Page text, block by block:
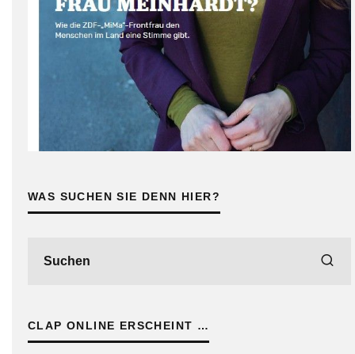
WAS SUCHEN SIE DENN HIER?
CLAP ONLINE ERSCHEINT …